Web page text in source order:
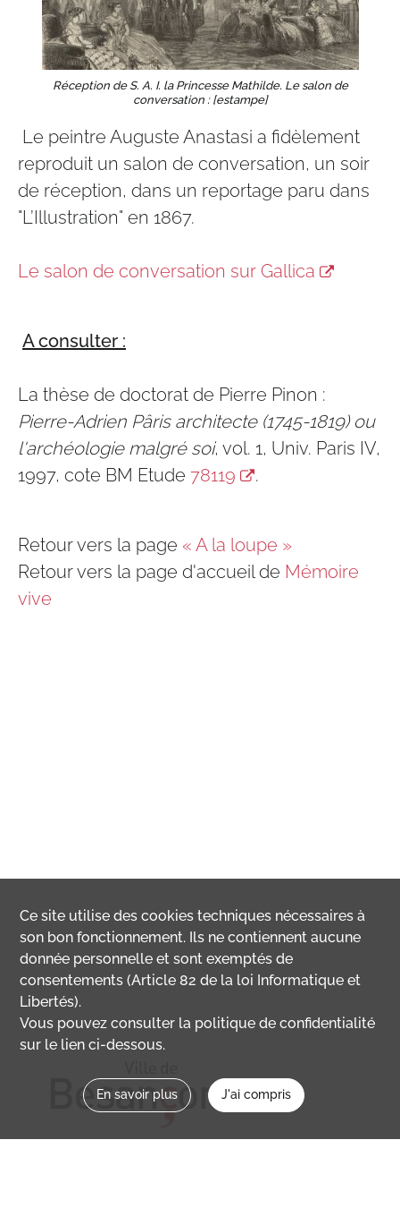
Réception de S. A. I. la Princesse Mathilde. Le salon de
conversation : [estampe]
Le peintre Auguste Anastasi a fidèlement
reproduit un salon de conversation, un soir
de réception, dans un reportage paru dans
"L’Illustration" en 1867​.
Le salon de conversation sur Gallica
A consulter :
La thèse de doctorat de Pierre Pinon :
Pierre-Adrien Pâris architecte (1745-1819) ou
l'archéologie malgré soi, vol. 1, Univ. Paris IV,
1997, cote BM Etude 78119 .
Retour vers la page « A la loupe »
Retour vers la page d'accueil de Mémoire
vive
Ce site utilise descookies techniques nécessaires à
son bon fonctionnement. Ils ne contiennent aucune
donnée personnelle et sont exemptés de
consentements (Article 82 de la loi Informatique et
Libertés).
Vous pouvez consulter la politique de confidentialité
sur le lien ci-dessous.
En savoir plus J'ai compris